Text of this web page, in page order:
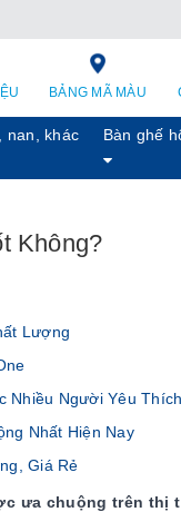
BẢNG MÃ MÀU
nan, khác Bàn ghế
Không?
Lượng
Nhiều Người Yêu
Nhất Hiện Nay
Giá Rẻ
ưa chuộng trên